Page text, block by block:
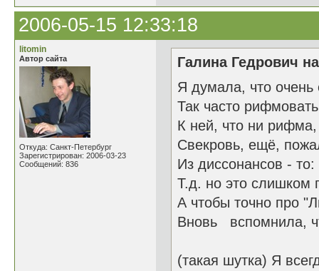
2006-05-15 12:33:18
litomin
Автор сайта
Откуда: Санкт-Петербург
Зарегистрирован: 2006-03-23
Сообщений: 836
Галина Гедрович
Я думала, что очень
Так часто
К ней, что ни рифма,
Свекровь, ещё,
Из диссонансов - то:
Т.д. но это слишком
А чтобы точно про
Вновь вспомнила,
(такая шутка) Я